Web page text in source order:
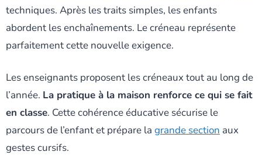
techniques. Après les traits simples, les enfants
abordent les enchaînements. Le créneau représente
parfaitement cette nouvelle exigence.
Les enseignants proposent les créneaux tout au long de
l’année. La pratique à la maison renforce ce qui se fait
en classe. Cette cohérence éducative sécurise le
parcours de l’enfant et prépare la grande section aux
gestes cursifs.